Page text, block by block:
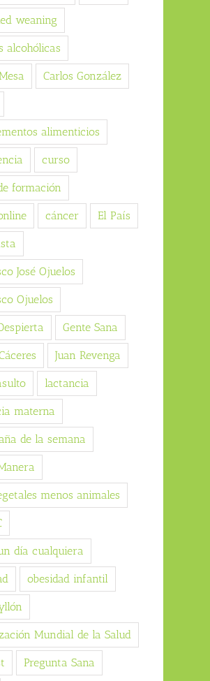
weaning
alcohólicas
Carlos González
alimenticios
curso
formación
cáncer El País
José Ojuelos
Ojuelos
Gente Sana
Juan Revenga
lactancia
materna
de la semana
menos animales
día cualquiera
obesidad infantil
Mundial de la Salud
Pregunta Sana